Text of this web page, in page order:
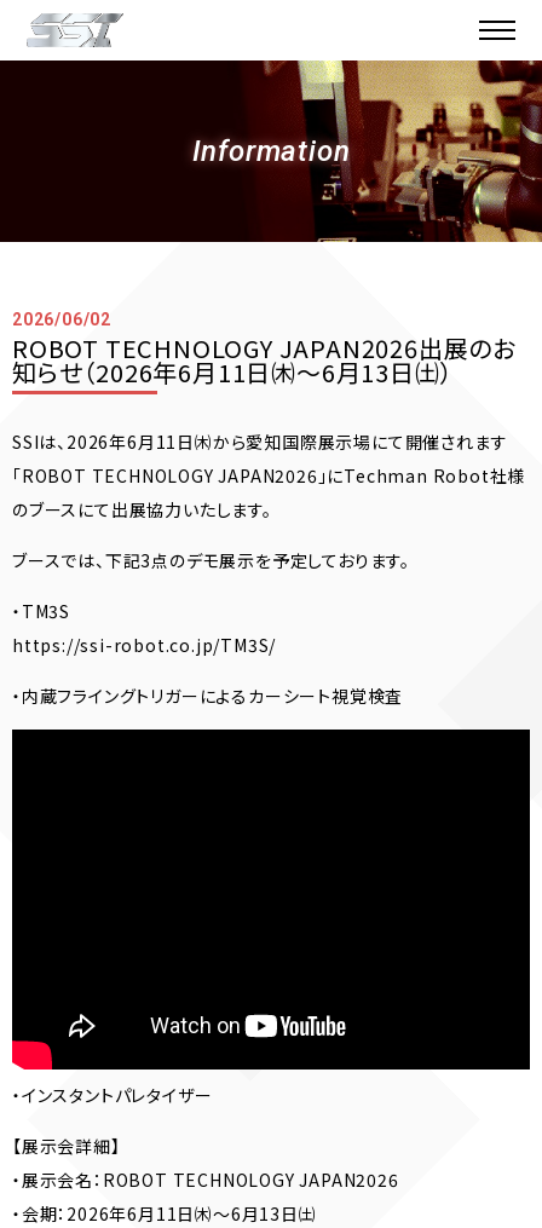
Information
2026/06/02
ROBOT TECHNOLOGY JAPAN2026出展のお
知らせ（2026年6月11日㈭〜6月13日㈯）
SSIは、2026年6月11日㈭から愛知国際展示場にて開催されます
「ROBOT TECHNOLOGY JAPAN2026」にTechman Robot社様
のブースにて出展協力いたします。
ブースでは、下記3点のデモ展示を予定しております。
・TM3S
https://ssi-robot.co.jp/TM3S/
・内蔵フライングトリガーによるカーシート視覚検査
・インスタントパレタイザー
【展示会詳細】
・展示会名：ROBOT TECHNOLOGY JAPAN2026
・会期：2026年6月11日㈭〜6月13日㈯